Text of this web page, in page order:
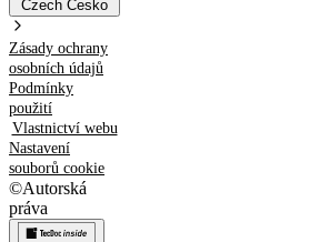
Czech Česko
Zásady ochrany
osobních údajů
Podmínky
použití
Vlastnictví webu
Nastavení
souborů cookie
©Autorská
práva